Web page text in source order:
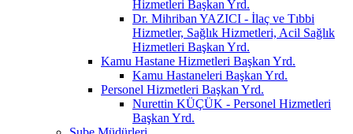
Hizmetleri Başkan Yrd.
Dr. Mihriban YAZICI - İlaç ve Tıbbi
Hizmetler, Sağlık Hizmetleri, Acil Sağlık
Hizmetleri Başkan Yrd.
Kamu Hastane Hizmetleri Başkan Yrd.
Kamu Hastaneleri Başkan Yrd.
Personel Hizmetleri Başkan Yrd.
Nurettin KÜÇÜK - Personel Hizmetleri
Başkan Yrd.